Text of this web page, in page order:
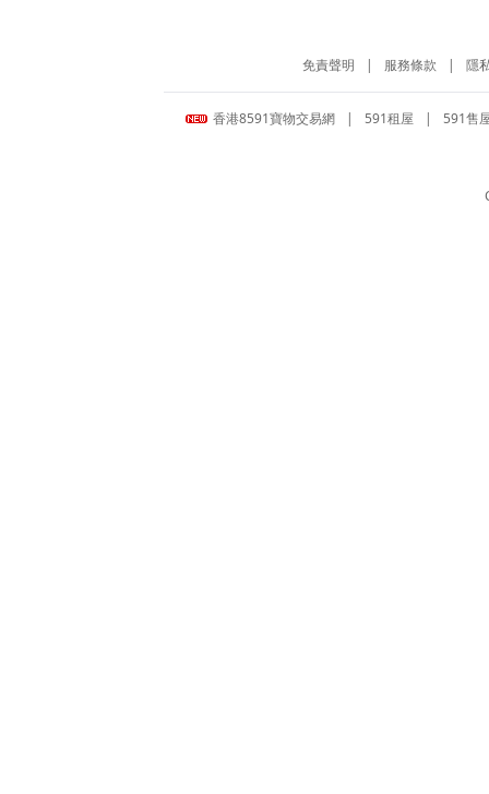
免責聲明 | 服務條款 | 隱
香港8591寶物交易網 | 591租屋 | 591售